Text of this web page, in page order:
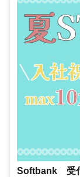
Softbank 受